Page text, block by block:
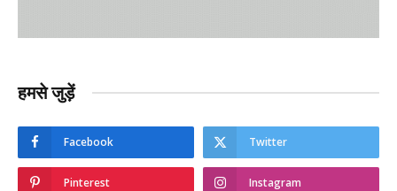
हमसे जुड़ें
Facebook Twitter
Pinterest Instagram